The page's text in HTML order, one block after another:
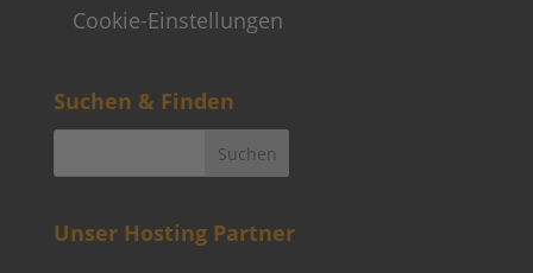
Cookie-Einstellungen
Suchen & Finden
Unser Hosting Partner